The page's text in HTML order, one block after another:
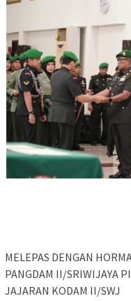
MELEPAS DENGAN
PANGDAM II/SRIWIJAYA
JAJARAN KODAM II/SWJ